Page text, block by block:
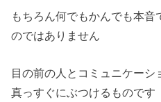
もちろん何でもかんでも本音
のではありません
目の前の人とコミュニケーシ
真っすぐにぶつけるものです